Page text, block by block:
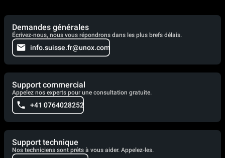
Demandes générales
Écrivez-nous, nous vous répondrons dans les plus brefs délais.
info.suisse.fr@unox.com
Support commercial
Appelez nos experts pour une consultation gratuite.
+41 0764028252
Support technique
Nos techniciens sont prêts à vous aider. Appelez-les.